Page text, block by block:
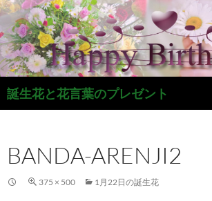
コ
ン
テ
ン
ツ
へ
ス
誕生花と花言葉のプレゼント
検
索
BANDA-ARENJI2
375 × 500 1月22日の誕生花